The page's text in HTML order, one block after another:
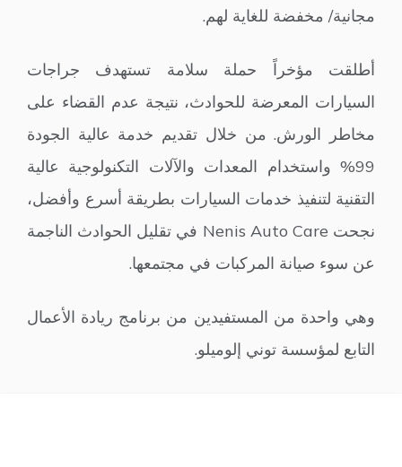
مجانية/ مخفضة للغاية لهم.
أطلقت مؤخراً حملة سلامة تستهدف جراجات
السيارات المعرضة للحوادث، نتيجة عدم القضاء على
مخاطر الورش. من خلال تقديم خدمة عالية الجودة
99% واستخدام المعدات والآلات التكنولوجية عالية
التقنية لتنفيذ خدمات السيارات بطريقة أسرع وأفضل،
نجحت Nenis Auto Care في تقليل الحوادث الناجمة
عن سوء صيانة المركبات في مجتمعها.
وهي واحدة من المستفيدين من برنامج ريادة الأعمال
التابع لمؤسسة توني إلوميلو.